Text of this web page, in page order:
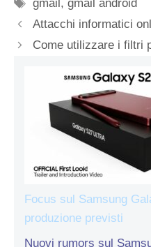
gmail ,gmail android
Attacchi informatici
Come utilizzare i filtri
Focus sul Samsung
produzione previsti
Nuovi rumors sul